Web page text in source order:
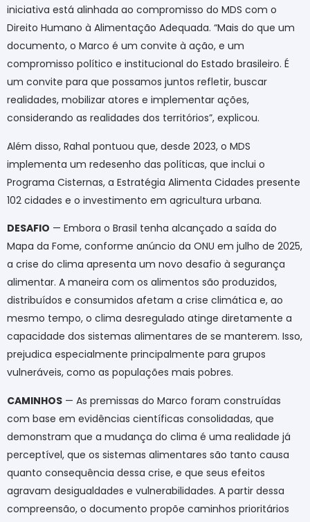
iniciativa está alinhada ao compromisso do MDS com o
Direito Humano à Alimentação Adequada. “Mais do que um
documento, o Marco é um convite à ação, e um
compromisso político e institucional do Estado brasileiro. É
um convite para que possamos juntos refletir, buscar
realidades, mobilizar atores e implementar ações,
considerando as realidades dos territórios”, explicou.
Além disso, Rahal pontuou que, desde 2023, o MDS
implementa um redesenho das políticas, que inclui o
Programa Cisternas, a Estratégia Alimenta Cidades presente
102 cidades e o investimento em agricultura urbana.
DESAFIO — Embora o Brasil tenha alcançado a saída do
Mapa da Fome, conforme anúncio da ONU em julho de 2025,
a crise do clima apresenta um novo desafio à segurança
alimentar. A maneira com os alimentos são produzidos,
distribuídos e consumidos afetam a crise climática e, ao
mesmo tempo, o clima desregulado atinge diretamente a
capacidade dos sistemas alimentares de se manterem. Isso,
prejudica especialmente principalmente para grupos
vulneráveis, como as populações mais pobres.
CAMINHOS — As premissas do Marco foram construídas
com base em evidências científicas consolidadas, que
demonstram que a mudança do clima é uma realidade já
perceptível, que os sistemas alimentares são tanto causa
quanto consequência dessa crise, e que seus efeitos
agravam desigualdades e vulnerabilidades. A partir dessa
compreensão, o documento propõe caminhos prioritários